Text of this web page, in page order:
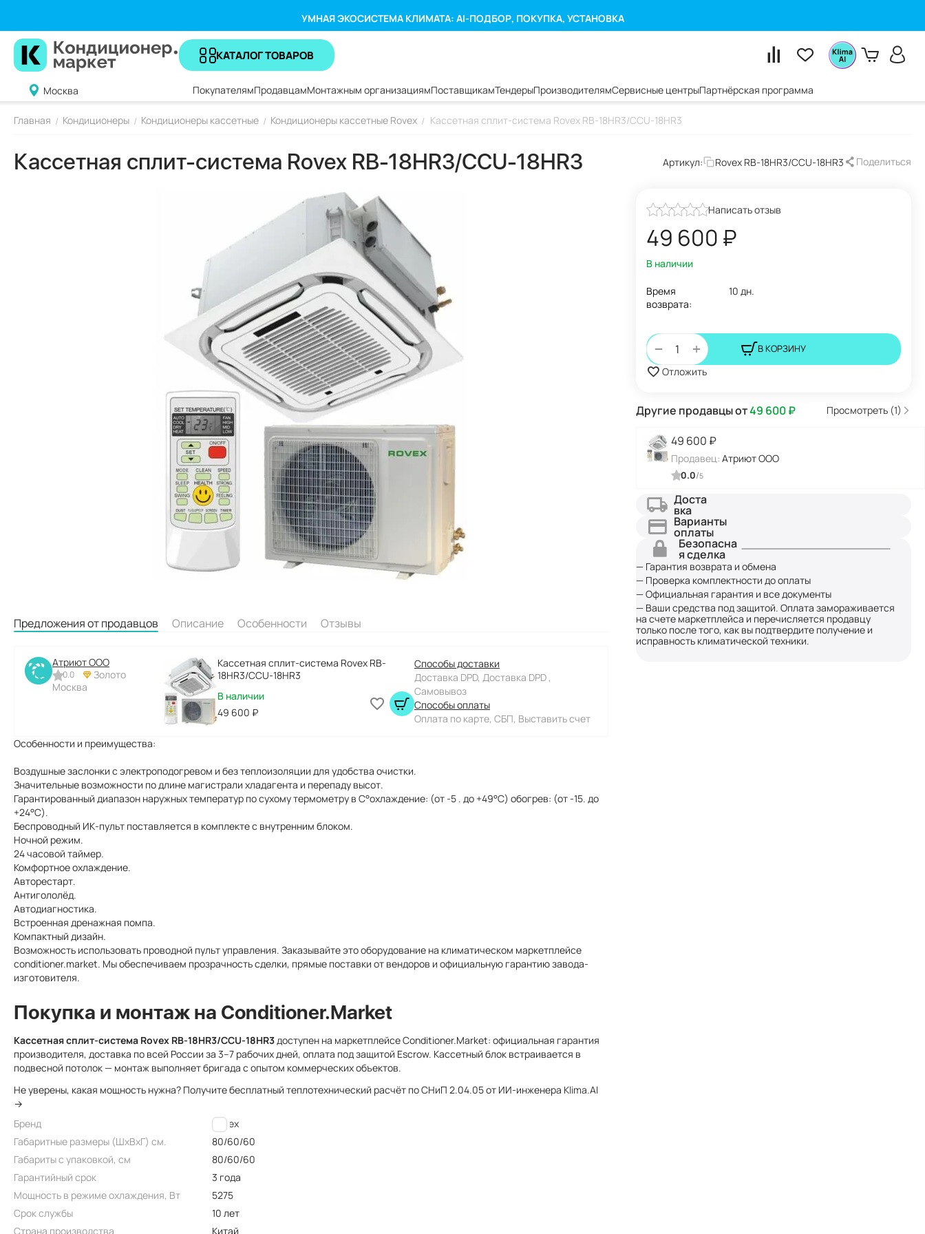
УМНАЯ ЭКОСИСТЕМА КЛИМАТА: AI-ПОДБОР, ПОКУПКА, УСТАНОВКА
КАТАЛОГ ТОВАРОВ
Москва ПокупателямПродавцамМонтажным организациямПоставщикамТендерыПроизводителямСервисные центрыПартнёрская программа
Главная / Кондиционеры / Кондиционеры кассетные / Кондиционеры кассетные Rovex / Кассетная сплит-система Rovex RB-18HR3/CCU-18HR3
Кассетная сплит-система Rovex RB-18HR3/CCU-18HR3 Артикул: Rovex RB-18HR3/CCU-18HR3 Поделиться
Написать отзыв
49 600 ₽
В наличии
Время
возврата:
10 дн.
+
− В КОРЗИНУ
Отложить
Другие продавцы от49 600₽ Просмотреть (1)
49 600 ₽
Продавец: Атриют ООО
0.0/5
Доста
вка
Варианты
оплаты
Безопасна
я сделка
— Гарантия возврата и обмена
— Проверка комплектности до оплаты
— Официальная гарантия и все документы
— Ваши средства под защитой. Оплата замораживается
на счете маркетплейса и перечисляется продавцу
только после того, как вы подтвердите получение и
исправность климатической техники.
Предложения от продавцов Описание Особенности Отзывы
Атриют ООО
0.0
Золото
Москва
Кассетная сплит-система Rovex RB-
18HR3/CCU-18HR3
В наличии
49 600 ₽
Способы доставки
Доставка DPD, Доставка DPD ,
Самовывоз
Способы оплаты
Оплата по карте, СБП, Выставить счет
Особенности и преимущества:
Воздушные заслонки с электроподогревом и без теплоизоляции для удобства очистки.
Значительные возможности по длине магистрали хладагента и перепаду высот.
Гарантированный диапазон наружных температур по сухому термометру в С°охлаждение: (от -5 . до +49°С) обогрев: (от -15. до
+24°С).
Беспроводный ИК-пульт поставляется в комплекте с внутренним блоком.
Ночной режим.
24 часовой таймер.
Комфортное охлаждение.
Авторестарт.
Антигололёд.
Автодиагностика.
Встроенная дренажная помпа.
Компактный дизайн.
Возможность использовать проводной пульт управления. Заказывайте это оборудование на климатическом маркетплейсе
conditioner.market. Мы обеспечиваем прозрачность сделки, прямые поставки от вендоров и официальную гарантию завода-
изготовителя.
Покупка и монтаж на Conditioner.Market
Кассетная сплит-система Rovex RB-18HR3/CCU-18HR3доступен на маркетплейсе Conditioner.Market: официальная гарантия
производителя, доставка по всей России за 3–7 рабочих дней, оплата под защитой Escrow. Кассетный блок встраивается в
подвесной потолок — монтаж выполняет бригада с опытом коммерческих объектов.
Не уверены, какая мощность нужна? Получите бесплатный теплотехнический расчёт по СНиП 2.04.05 от ИИ-инженера Klima.AI
→
Бренд
Rovex
Габаритные размеры (ШxВxГ) см.
80/60/60
Габариты с упаковкой, см
80/60/60
Гарантийный срок
3 года
Мощность в режиме охлаждения, Вт
5275
Срок службы
10 лет
Страна производства
Китай